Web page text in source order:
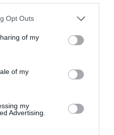
Opt Outs
of my
of my
my
Advertising.